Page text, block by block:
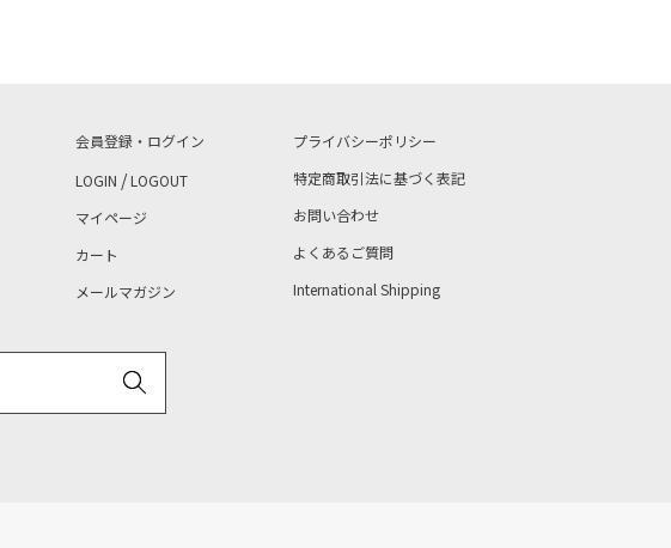
会員登録・ログイン
LOGIN /LOGOUT
マイページ
カート
メールマガジン
プライバシーポリシー
特定商取引法に基づく表記
お問い合わせ
よくあるご質問
International Shipping